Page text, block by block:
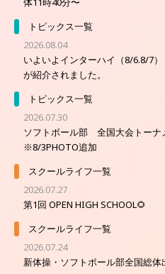
トピックス一覧
2026.08.04
いよいよインターハイ（8/6.8/7
が紹介されました。
トピックス一覧
2026.07.30
ソフトボール部 全国大会トーナ
※8/3PHOTO追加
スクールライフ一覧
2026.07.27
第1回 OPEN HIGH SCHOOL🌻
スクールライフ一覧
2026.07.24
新体操・ソフトボール部全国総体